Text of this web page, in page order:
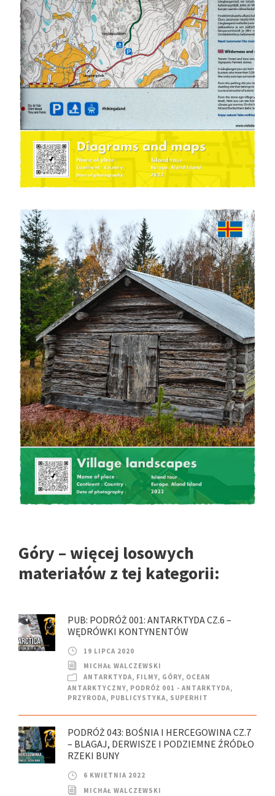
Góry – więcej losowych
materiałów z tej kategorii:
PUB: PODRÓŻ 001: ANTARKTYDA CZ.6 –
WĘDRÓWKI KONTYNENTÓW
19 LIPCA 2020
MICHAŁ WALCZEWSKI
ANTARKTYDA, FILMY, GÓRY, OCEAN
ANTARKTYCZNY, PODRÓŻ 001 - ANTARKTYDA,
PRZYRODA, PUBLICYSTYKA, SUPERHIT
PODRÓŻ 043: BOŚNIA I HERCEGOWINA CZ.7
– BLAGAJ, DERWISZE I PODZIEMNE ŹRÓDŁO
RZEKI BUNY
6 KWIETNIA 2022
MICHAŁ WALCZEWSKI